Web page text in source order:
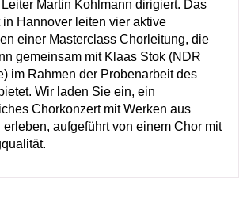
Martin Kohlmann dirigiert. Das
Hannover leiten vier aktive
einer Masterclass Chorleitung, die
gemeinsam mit Klaas Stok (NDR
im Rahmen der Probenarbeit des
Wir laden Sie ein, ein
Chorkonzert mit Werken aus
erleben, aufgeführt von einem Chor mit